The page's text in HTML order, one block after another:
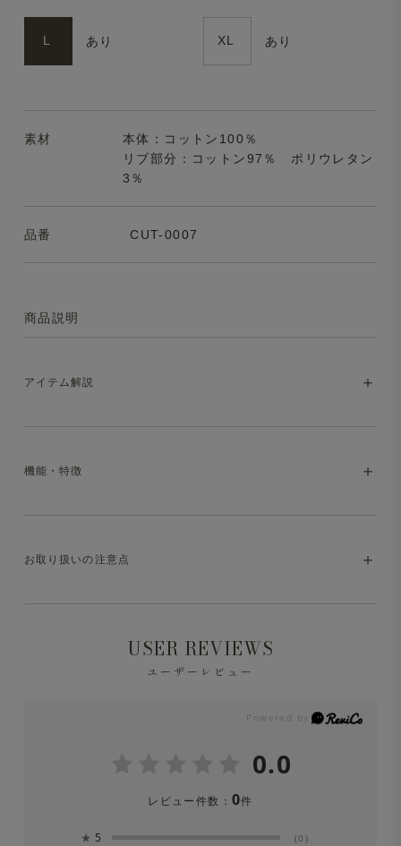
L あり XL あり
素材
本体：コットン100％
リブ部分：コットン97％ ポリウレタン
3％
品番 CUT-0007
商品説明
アイテム解説
上質な大人のモックネックスウェットシャツ
機能・特徴
をご参照ください）
お取り扱いの注意点
※素材の特性上、洗濯を繰り返すことにより縮みが生じま
USER REVIEWS
ユーザーレビュー
0.0
レビュー件数： 0件
★ 5 (0)